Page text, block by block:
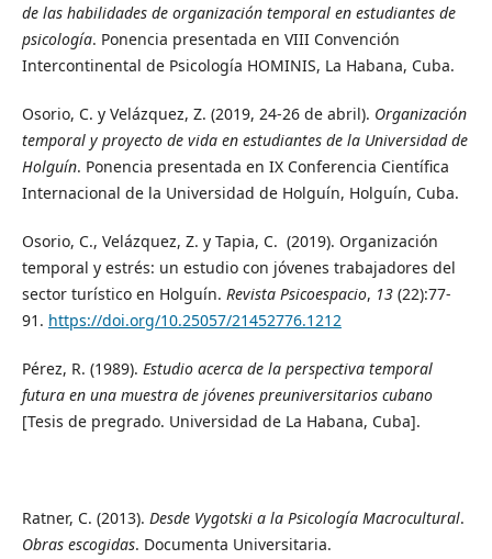
de las habilidades de organización temporal en estudiantes de
psicología. Ponencia presentada en VIII Convención
Intercontinental de Psicología HOMINIS, La Habana, Cuba.
Osorio, C. y Velázquez, Z. (2019, 24-26 de abril). Organización
temporal y proyecto de vida en estudiantes de la Universidad de
Holguín. Ponencia presentada en IX Conferencia Científica
Internacional de la Universidad de Holguín, Holguín, Cuba.
Osorio, C., Velázquez, Z. y Tapia, C. (2019). Organización
temporal y estrés: un estudio con jóvenes trabajadores del
sector turístico en Holguín. Revista Psicoespacio, 13(22):77-
91. https://doi.org/10.25057/21452776.1212
Pérez, R. (1989). Estudio acerca de la perspectiva temporal
futura en una muestra de jóvenes preuniversitarios cubano
[Tesis de pregrado. Universidad de La Habana, Cuba].
Ratner, C. (2013). Desde Vygotski a la Psicología Macrocultural.
Obras escogidas. Documenta Universitaria.